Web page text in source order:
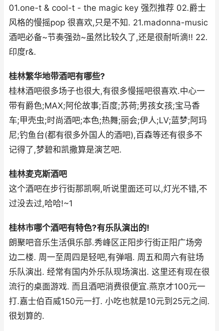
01.one-t & cool-t - the magic key 强烈推荐 02.爵士
风格的慢摇pop 很喜欢,只是不知. 21.madonna-music
酒吧必备~节奏强劲~虽然比较久了,还是很耐听滴!! 22.
印度r&.
桂林繁华地带酒吧有哪些?
桂林酒吧很多场子也很大,有很多慢摇吧很喜欢.中心一
带有爵色;MAX;阿伦故事;百度;苏荷;男孩女孩;宝马香
车;甲壳虫;时尚酒吧;本色;热舞;丽会;伊人;LV;蓝梦;阿玛
尼;钓鱼台(都有很多外国人的酒吧),百森等还有很多不
记得了,梦碧和凯撒算是演艺吧.
桂林麦克斯酒吧
这个酒吧在步行街那凯啊,听说里面还可以,灯光不错,不
过没去过,哈哈!~1
桂林市哪个酒吧有特色?有乐队演出的!
朗聚吧音乐生活俱乐部.秀峰区正阳步行街正阳广场旁
边二楼. 周一至周四是轻吧,有弹唱. 周五和周六有驻场
乐队演出. 经常有国内外乐队现场演出. 这里还有现在很
流行的桌面游戏. 而且酒吧消费很便宜.燕京才100元一
打.嘉士伯百威150元一打. 小吃也就是10元到25元之间.
很划算的.